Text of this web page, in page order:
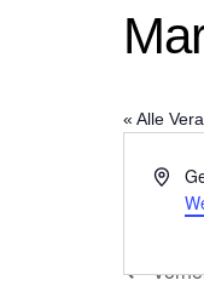
« Alle